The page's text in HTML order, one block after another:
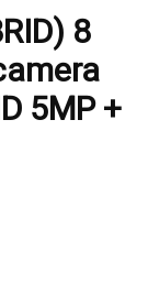
8
5MP +